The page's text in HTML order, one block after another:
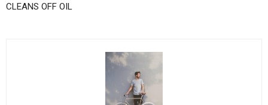
CLEANS OFF OIL